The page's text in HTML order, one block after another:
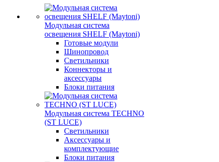
Модульная система
освещения SHELF (Maytoni)
Готовые модули
Шинопровод
Светильники
Коннекторы и
аксессуары
Блоки питания
Модульная система TECHNO
(ST LUCE)
Светильники
Аксессуары и
комплектующие
Блоки питания